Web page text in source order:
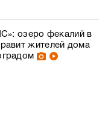
озеро фекалий в
жителей дома